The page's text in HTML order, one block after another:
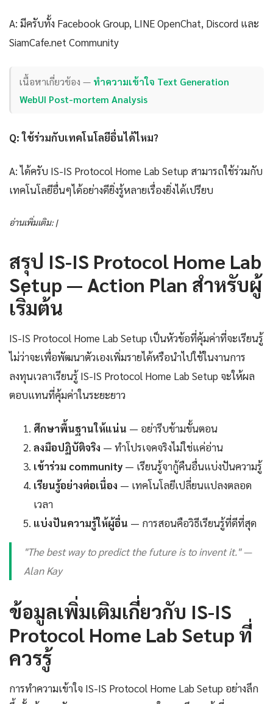
A: มีครับทั้ง Facebook Group, LINE OpenChat, Discord และ
SiamCafe.net Community
เนื้อหาเกี่ยวข้อง — ทำความเข้าใจ Text Generation
WebUI Post-mortem Analysis
Q: ใช้ร่วมกับเทคโนโลยีอื่นได้ไหม?
A: ได้ครับ IS-IS Protocol Home Lab Setup สามารถใช้ร่วมกับ
เทคโนโลยีอื่นๆได้อย่างดียิ่งรู้หลายเรื่องยิ่งได้เปรียบ
อ่านเพิ่มเติม: |
สรุป IS-IS Protocol Home Lab
Setup — Action Plan สำหรับผู้
เริ่มต้น
IS-IS Protocol Home Lab Setup เป็นหัวข้อที่คุ้มค่าที่จะเรียนรู้
ไม่ว่าจะเพื่อพัฒนาตัวเองเพิ่มรายได้หรือนำไปใช้ในงานการ
ลงทุนเวลาเรียนรู้ IS-IS Protocol Home Lab Setup จะให้ผล
ตอบแทนที่คุ้มค่าในระยะยาว
ศึกษาพื้นฐานให้แน่น — อย่ารีบข้ามขั้นตอน
ลงมือปฏิบัติจริง — ทำโปรเจคจริงไม่ใช่แค่อ่าน
เข้าร่วม community — เรียนรู้จากู้คืนอื่นแบ่งปันความรู้
เรียนรู้อย่างต่อเนื่อง — เทคโนโลยีเปลี่ยนแปลงตลอด
เวลา
แบ่งปันความรู้ให้ผู้อื่น — การสอนคือวิธีเรียนรู้ที่ดีที่สุด
"The best way to predict the future is to invent it." —
Alan Kay
ข้อมูลเพิ่มเติมเกี่ยวกับ IS-IS
Protocol Home Lab Setup ที่
ควรรู้
การทำความเข้าใจ IS-IS Protocol Home Lab Setup อย่างลึก